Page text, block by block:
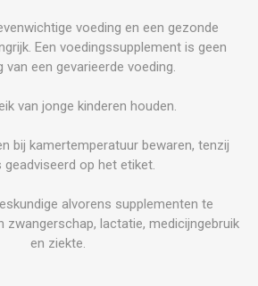
voeding en een gezonde
Een voedingssupplement is geen
van een gevarieerde voeding.
van jonge kinderen houden.
bij kamertemperatuur bewaren, tenzij
geadviseerd op het etiket.
alvorens supplementen te
zwangerschap, lactatie, medicijngebruik
en ziekte.